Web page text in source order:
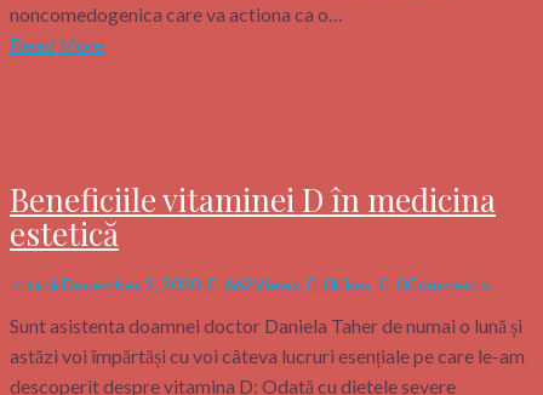
noncomedogenica care va actiona ca o…
Read More
Beneficiile vitaminei D în medicina
estetică
ArticoleDecember 2, 2020 662Views 0Likes 0Comments
Sunt asistenta doamnei doctor Daniela Taher de numai o lună și
astăzi voi împărtăși cu voi câteva lucruri esențiale pe care le-am
descoperit despre vitamina D: Odată cu dietele severe